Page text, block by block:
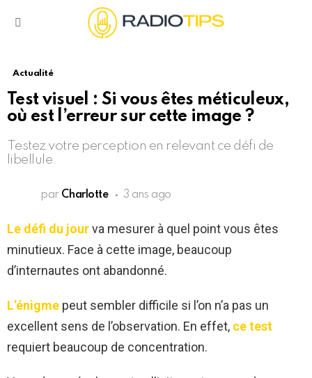
Actualité
Test visuel : Si vous êtes méticuleux,
où est l’erreur sur cette image ?
Testez votre perception en relevant ce défi de
libellule.
par Charlotte 3 ans ago
Le défi du jourva mesurer à quel point vous êtes
minutieux. Face à cette image, beaucoup
d’internautes ont abandonné.
L’énigme peut sembler difficile si l’on n’a pas un
excellent sens de l’observation. En effet, ce test
requiert beaucoup de concentration.